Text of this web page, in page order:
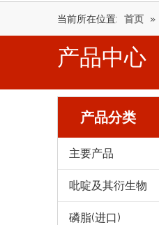
当前所在位置: 首页 »
产品中心
产品分类
主要产品
吡啶及其衍生物
磷脂(进口)